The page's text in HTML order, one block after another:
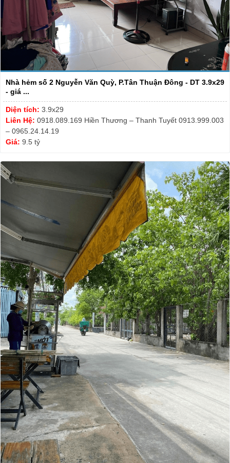
Nhà hẻm số 2 Nguyễn Văn Quỳ, P.Tân Thuận Đông - DT 3.9x29
- giá ...
Diện tích: 3.9x29
Liên Hệ: 0918.089.169 Hiền Thương – Thanh Tuyết 0913.999.003
– 0965.24.14.19
Giá: 9.5 tỷ